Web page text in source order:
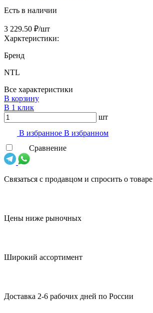
Есть в наличии
3 229.50 ₽/шт
Харктеристики:
Бренд
NTL
Все характеристики
В корзину
В 1 клик
шт
В избранноe В избранном
Сравнение
Связаться с продавцом и спросить о товаре
Цены ниже рыночных
Широкий ассортимент
Доставка 2-6 рабочих дней по России